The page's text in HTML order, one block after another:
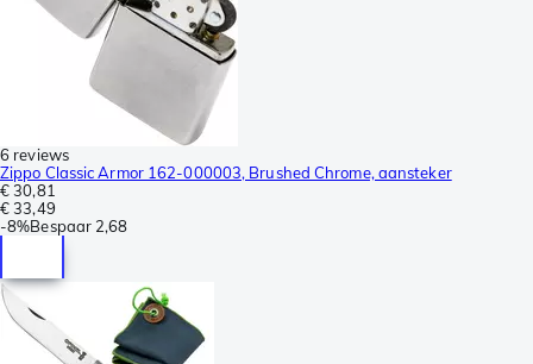
6 reviews
Zippo Classic Armor 162-000003, Brushed Chrome, aansteker
€ 30,81
€ 33,49
-8%Bespaar 2,68